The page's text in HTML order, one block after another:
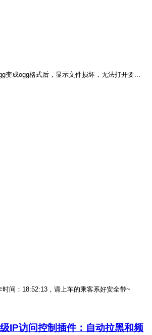
变成ogg格式后，显示文件损坏，无法打开要...
时间：18:52:13，请上车的乘客系好安全带~
IP访问控制插件：自动拉黑和频